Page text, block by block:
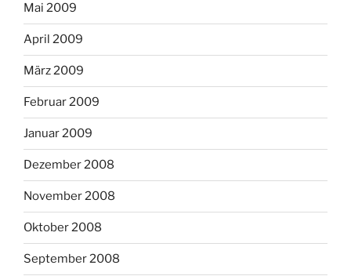
Mai 2009
April 2009
März 2009
Februar 2009
Januar 2009
Dezember 2008
November 2008
Oktober 2008
September 2008